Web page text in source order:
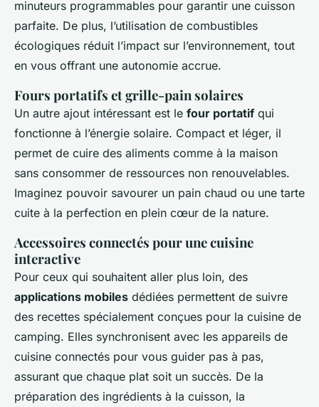
minuteurs programmables pour garantir une cuisson
parfaite. De plus, l’utilisation de combustibles
écologiques réduit l’impact sur l’environnement, tout
en vous offrant une autonomie accrue.
Fours portatifs et grille-pain solaires
Un autre ajout intéressant est le four portatif qui
fonctionne à l’énergie solaire. Compact et léger, il
permet de cuire des aliments comme à la maison
sans consommer de ressources non renouvelables.
Imaginez pouvoir savourer un pain chaud ou une tarte
cuite à la perfection en plein cœur de la nature.
Accessoires connectés pour une cuisine
interactive
Pour ceux qui souhaitent aller plus loin, des
applications mobiles dédiées permettent de suivre
des recettes spécialement conçues pour la cuisine de
camping. Elles synchronisent avec les appareils de
cuisine connectés pour vous guider pas à pas,
assurant que chaque plat soit un succès. De la
préparation des ingrédients à la cuisson, la